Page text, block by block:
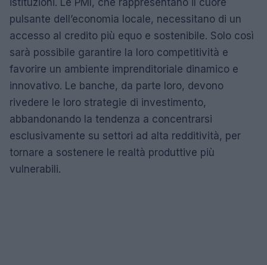
istituzioni. Le PMI, che rappresentano il cuore
pulsante dell’economia locale, necessitano di un
accesso al credito più equo e sostenibile. Solo così
sarà possibile garantire la loro competitività e
favorire un ambiente imprenditoriale dinamico e
innovativo. Le banche, da parte loro, devono
rivedere le loro strategie di investimento,
abbandonando la tendenza a concentrarsi
esclusivamente su settori ad alta redditività, per
tornare a sostenere le realtà produttive più
vulnerabili.